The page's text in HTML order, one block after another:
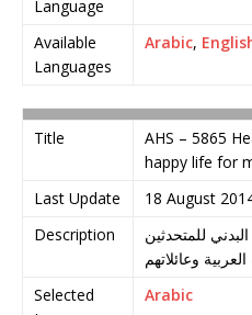
Language
Available
Languages
Arabic,
Title
AHS – 5865
happy life for
Last Update
18 August
Description
للمتحدثين
Selected
Arabic